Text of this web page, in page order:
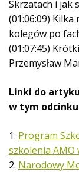
Skrzatach i jak
(01:06:09)
kolegów po
(01:07:45)
Przemysław
Linki do
w tym
1. Program
szkolenia AMO
2. Narodowy